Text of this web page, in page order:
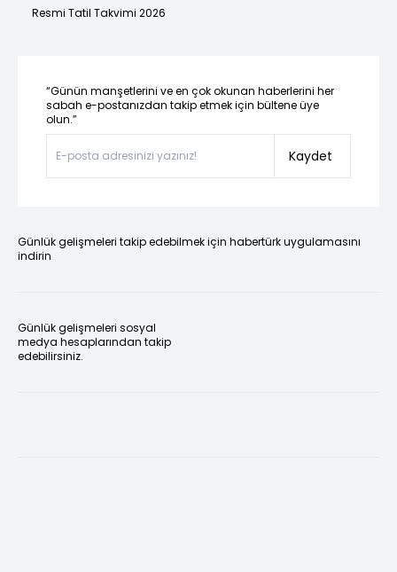
Resmi Tatil Takvimi 2026
“Günün manşetlerini ve en çok okunan haberlerini her
sabah e-postanızdan takip etmek için bültene üye
olun.”
Kaydet
Günlük gelişmeleri takip edebilmek için habertürk uygulamasını
indirin
Günlük gelişmeleri sosyal
medya hesaplarından takip
edebilirsiniz.